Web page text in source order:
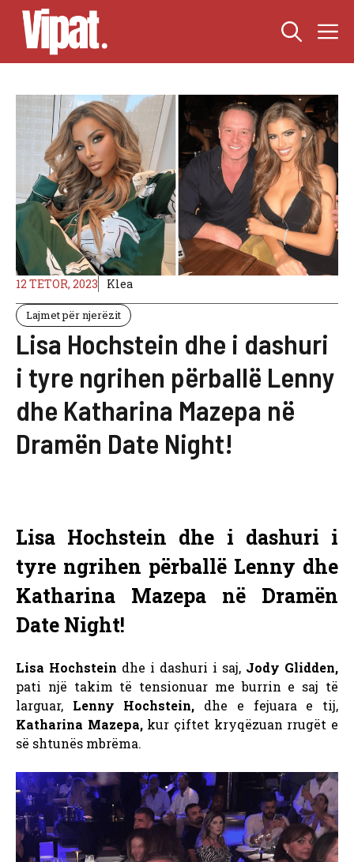
Skip
content
12 TETOR, 2023 Klea
Lajmet për njerëzit
Lisa Hochstein dhe i dashuri
i tyre ngrihen përballë Lenny
dhe Katharina Mazepa në
Dramën Date Night!
Lisa Hochstein dhe i dashuri i
tyre ngrihen përballë Lenny dhe
Katharina Mazepa në Dramën
Date Night!
Lisa Hochstein dhe i dashuri i saj, Jody Glidden,
pati një takim të tensionuar me burrin e saj të
larguar, Lenny Hochstein, dhe e fejuara e tij,
Katharina Mazepa,kur çiftet kryqëzuan rrugët e
së shtunës mbrëma.